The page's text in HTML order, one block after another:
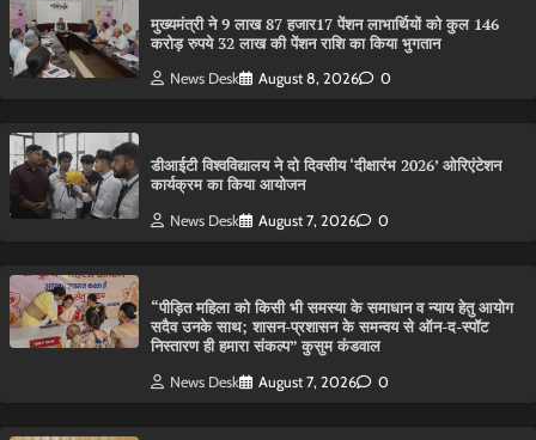
मुख्यमंत्री ने 9 लाख 87 हजार17 पेंशन लाभार्थियों को कुल 146
करोड़ रुपये 32 लाख की पेंशन राशि का किया भुगतान
News Desk August 8, 2026 0
डीआईटी विश्वविद्यालय ने दो दिवसीय ‘दीक्षारंभ 2026’ ओरिएंटेशन
कार्यक्रम का किया आयोजन
News Desk August 7, 2026 0
“पीड़ित महिला को किसी भी समस्या के समाधान व न्याय हेतु आयोग
सदैव उनके साथ; शासन-प्रशासन के समन्वय से ऑन-द-स्पॉट
निस्तारण ही हमारा संकल्प” कुसुम कंडवाल
News Desk August 7, 2026 0